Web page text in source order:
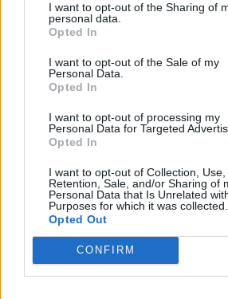
I want to opt-out of the Sharing of
personal data.
Opted In
I want to opt-out of the Sale of my
Personal Data.
Opted In
I want to opt-out of processing my
Personal Data for Targeted
Opted In
I want to opt-out of Collection, Use,
Retention, Sale, and/or Sharing of
Personal Data that Is Unrelated
Purposes for which it was collected.
Opted Out
CONFIRM
Satser på Sting,
salget